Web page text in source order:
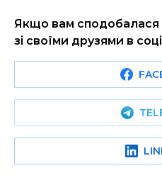
Якщо вам сподобалася
зі своїми друзями в